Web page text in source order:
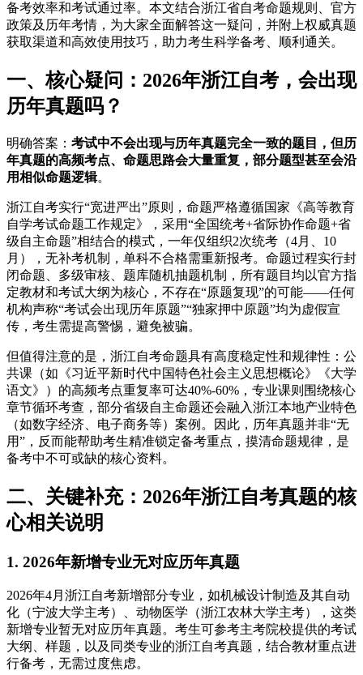
备考效率和考试通过率。本文结合浙江省自考命题规则、官方
政策及历年考情，为大家全面解答这一疑问，并附上权威真题
获取渠道和高效使用技巧，助力考生科学备考、顺利通关。
一、核心疑问：2026年浙江自考，会出现
历年真题吗？
明确答案： 考试中不会出现与历年真题完全一致的题目，但历
年真题的高频考点、命题思路会大量重复，部分题型甚至会沿
用相似命题逻辑。
浙江自考实行“宽进严出”原则，命题严格遵循国家《高等教育
自学考试命题工作规定》，采用“全国统考+省际协作命题+省
级自主命题”相结合的模式，一年仅组织2次统考（4月、10
月），无补考机制，单科不合格需重新报考。命题过程实行封
闭命题、多级审核、题库随机抽题机制，所有题目均以官方指
定教材和考试大纲为核心，不存在“原题复现”的可能——任何
机构声称“考试会出现历年原题”“独家押中原题”均为虚假宣
传，考生需提高警惕，避免被骗。
但值得注意的是，浙江自考命题具有高度稳定性和规律性：公
共课（如《习近平新时代中国特色社会主义思想概论》《大学
语文》）的高频考点重复率可达40%-60%，专业课则围绕核心
章节循环考查，部分省级自主命题还会融入浙江本地产业特色
（如数字经济、电子商务等）案例。因此，历年真题并非“无
用”，反而能帮助考生精准锁定备考重点，摸清命题规律，是
备考中不可或缺的核心资料。
二、关键补充：2026年浙江自考真题的核
心相关说明
1. 2026年新增专业无对应历年真题
2026年4月浙江自考新增部分专业，如机械设计制造及其自动
化（宁波大学主考）、动物医学（浙江农林大学主考），这类
新增专业暂无对应历年真题。考生可参考主考院校提供的考试
大纲、样题，以及同类专业的浙江自考真题，结合教材重点进
行备考，无需过度焦虑。